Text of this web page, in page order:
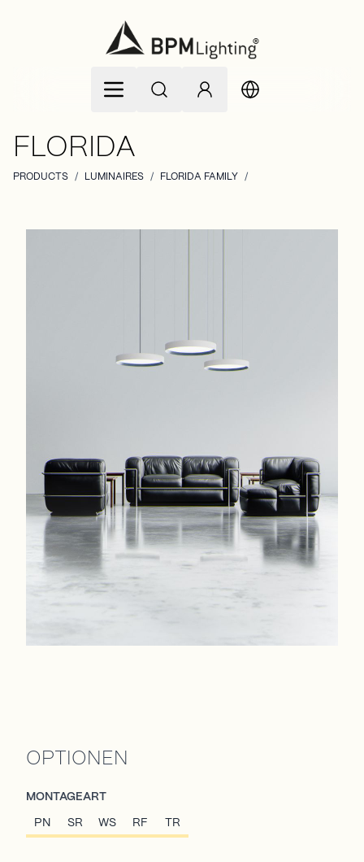
FLORIDA
PRODUCTS / LUMINAIRES / FLORIDA FAMILY /
OPTIONEN
MONTAGEART
PN SR WS RF TR